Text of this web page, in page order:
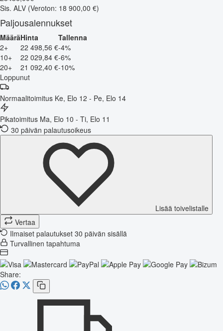
Sis. ALV (Veroton: 18 900,00 €)
Paljousalennukset
MääräHinta
Tallenna
2+
22 498,56 €-4%
10+
22 029,84 €-6%
20+
21 092,40 €-10%
Loppunut
Normaalitoimitus Ke, Elo 12 - Pe, Elo 14
Pikatoimitus Ma, Elo 10 - Ti, Elo 11
30 päivän palautusoikeus
Lisää toivelistalle
Vertaa
Ilmaiset palautukset 30 päivän sisällä
Turvallinen tapahtuma
Share: